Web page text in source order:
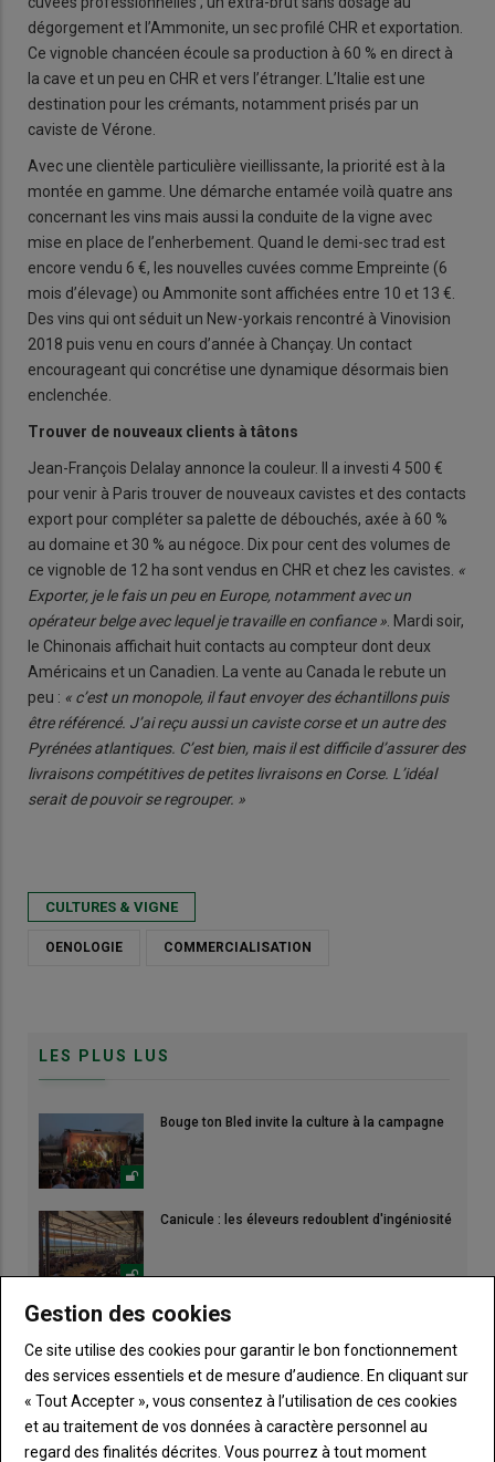
dégorgement et l’Ammonite, un sec profilé CHR et exportation.
Ce vignoble chancéen écoule sa production à 60 % en direct à
la cave et un peu en CHR et vers l’étranger. L’Italie est une
destination pour les crémants, notamment prisés par un
caviste de Vérone.
Avec une clientèle particulière vieillissante, la priorité est à la
montée en gamme. Une démarche entamée voilà quatre ans
concernant les vins mais aussi la conduite de la vigne avec
mise en place de l’enherbement. Quand le demi-sec trad est
encore vendu 6 €, les nouvelles cuvées comme Empreinte (6
mois d’élevage) ou Ammonite sont affichées entre 10 et 13 €.
Des vins qui ont séduit un New-yorkais rencontré à Vinovision
2018 puis venu en cours d’année à Chançay. Un contact
encourageant qui concrétise une dynamique désormais bien
enclenchée.
Trouver de nouveaux clients à tâtons
Jean-François Delalay annonce la couleur. Il a investi 4 500 €
pour venir à Paris trouver de nouveaux cavistes et des contacts
export pour compléter sa palette de débouchés, axée à 60 %
au domaine et 30 % au négoce. Dix pour cent des volumes de
ce vignoble de 12 ha sont vendus en CHR et chez les cavistes. «
Exporter, je le fais un peu en Europe, notamment avec un
opérateur belge avec lequel je travaille en confiance » . Mardi soir,
le Chinonais affichait huit contacts au compteur dont deux
Américains et un Canadien. La vente au Canada le rebute un
peu : « c’est un monopole, il faut envoyer des échantillons puis
être référencé. J’ai reçu aussi un caviste corse et un autre des
Pyrénées atlantiques. C’est bien, mais il est difficile d’assurer des
livraisons compétitives de petites livraisons en Corse. L’idéal
serait de pouvoir se regrouper. »
CULTURES & VIGNE
OENOLOGIE COMMERCIALISATION
LES PLUS LUS
Bouge ton Bled invite la culture à la campagne
Canicule : les éleveurs redoublent d'ingéniosité
Gestion des cookies
Ce site utilise des cookies pour garantir le bon fonctionnement
des services essentiels et de mesure d’audience. En cliquant sur
« Tout Accepter », vous consentez à l’utilisation de ces cookies
et au traitement de vos données à caractère personnel au
regard des finalités décrites. Vous pourrez à tout moment